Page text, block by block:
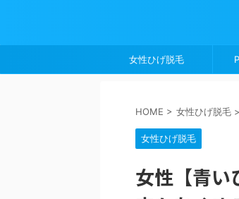
女性ひげ脱毛
HOME > 女性ひげ脱毛 >
女性ひげ脱毛
女性【青い